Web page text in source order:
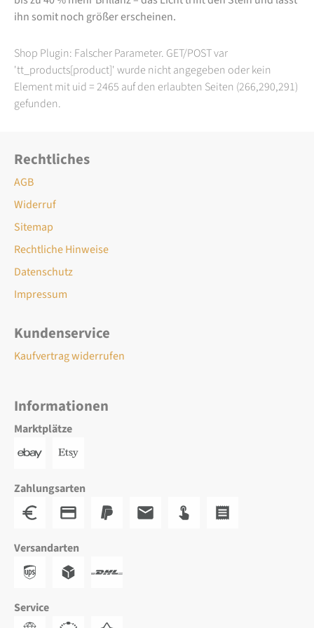
ihn somit noch größer erscheinen.
Shop Plugin: Falscher Parameter. GET/POST var
'tt_products[product]' wurde nicht angegeben oder kein
Element mit uid = 2465 auf den erlaubten Seiten (266,290,291)
gefunden.
Rechtliches
AGB
Widerruf
Sitemap
Rechtliche Hinweise
Datenschutz
Impressum
Kundenservice
Kaufvertrag widerrufen
Informationen
Marktplätze
Zahlungsarten
Versandarten
Service